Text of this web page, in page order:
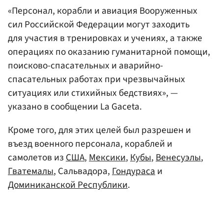
«Персонал, корабли и авиация Вооруженных
сил Российской Федерации могут заходить
для участия в тренировках и учениях, а также
операциях по оказанию гуманитарной помощи,
поисково-спасательных и аварийно-
спасательных работах при чрезвычайных
ситуациях или стихийных бедствиях», —
указано в сообщении La Gaceta.
Кроме того, для этих целей был разрешен и
въезд военного персонала, кораблей и
самолетов из США, Мексики, Кубы, Венесуэлы,
Гватемалы, Сальвадора, Гондураса и
Доминиканской Республики.